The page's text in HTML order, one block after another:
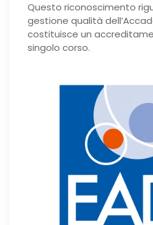
Questo riconoscimento
gestione qualità
costituisce un
singolo corso.